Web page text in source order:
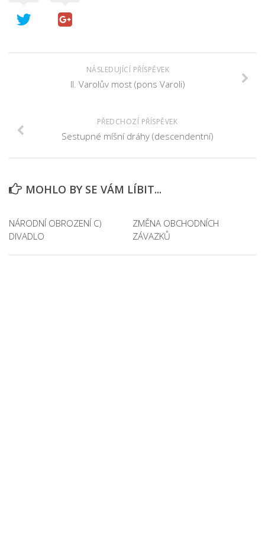
NÁSLEDUJÍCÍ PŘÍSPĚVEK
II. Varolův most (pons Varoli)
PŘEDCHOZÍ PŘÍSPĚVEK
Sestupné míšní dráhy (descendentní)
MOHLO BY SE VÁM LÍBIT...
NÁRODNÍ OBROZENÍ C)
DIVADLO
ZMĚNA OBCHODNÍCH
ZÁVAZKŮ